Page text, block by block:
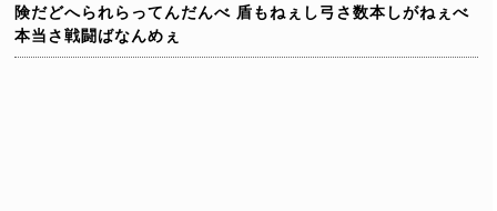
険だどへられらってんだんべ 盾もねぇし弓さ数本しがねぇべ
本当さ戦闘ばなんめぇ